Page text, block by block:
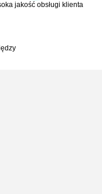
jakość obsługi klienta